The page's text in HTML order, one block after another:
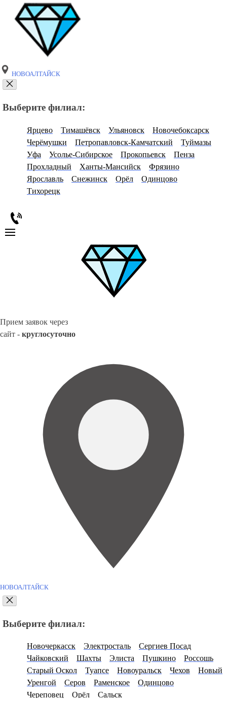
НОВОАЛТАЙСК
Выберите филиал:
Ярцево Тимашёвск Ульяновск
Новочебоксарск
Черёмушки
Петропавловск-Камчатский
Туймазы
Уфа
Усолье-Сибирское Прокопьевск
Пенза
Прохладный
Ханты-Мансийск
Фрязино
Ярославль
Снежинск Орёл
Одинцово
Тихорецк
Прием заявок через
сайт - круглосуточно
НОВОАЛТАЙСК
Выберите филиал:
Новочеркасск Электросталь
Сергиев Посад
Чайковский
Шахты Элиста Пушкино
Россошь
Старый Оскол
Туапсе Новоуральск Чехов
Новый
Уренгой
Серов Раменское
Одинцово
Череповец
Орёл Сальск